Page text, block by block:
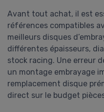
Avant tout achat, il est
références compatibles
meilleurs disques
différentes épaisseurs,
stock racing. Une erreur
un montage embrayage
remplacement disque
direct sur le budget